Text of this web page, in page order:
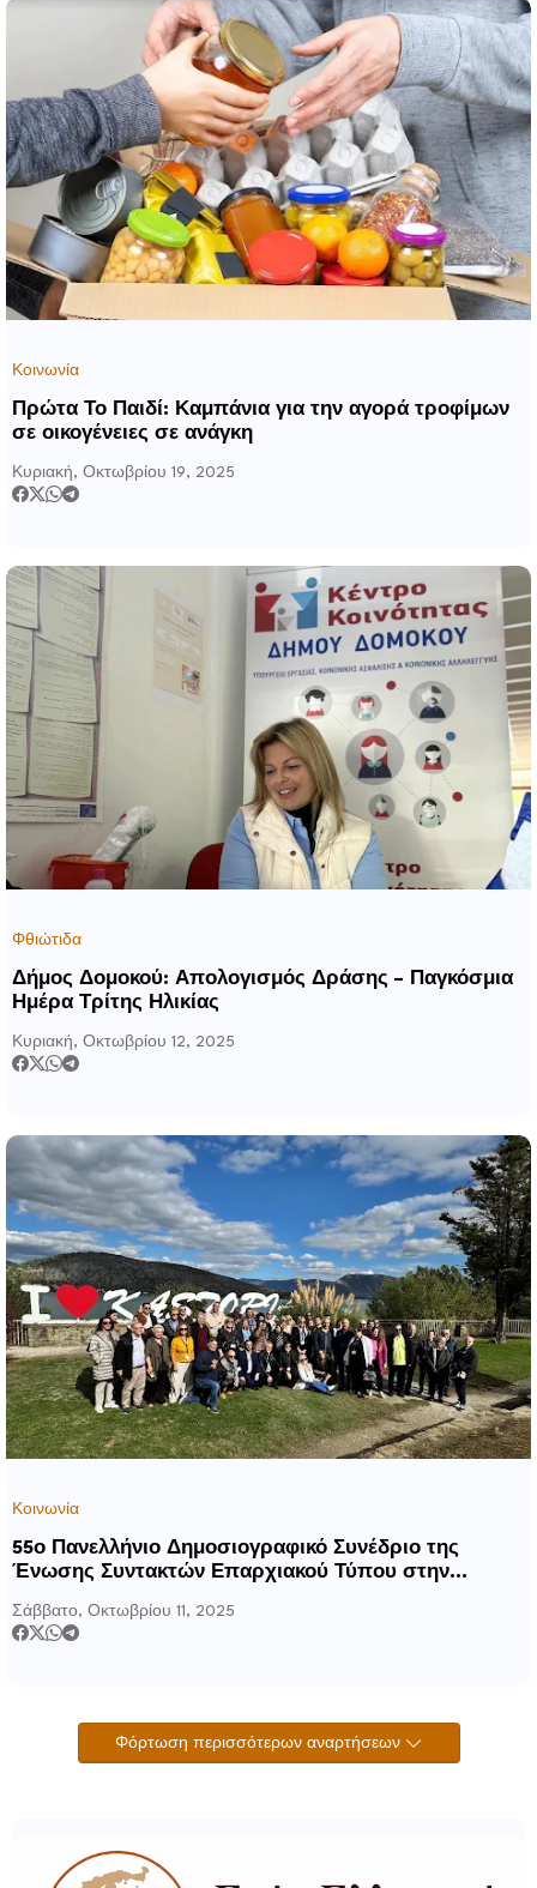
Κοινωνία
Πρώτα Το Παιδί: Καμπάνια για την αγορά τροφίμων
σε οικογένειες σε ανάγκη
Κυριακή, Οκτωβρίου 19, 2025
Φθιώτιδα
Δήμος Δομοκού: Απολογισμός Δράσης – Παγκόσμια
Ημέρα Τρίτης Ηλικίας
Κυριακή, Οκτωβρίου 12, 2025
Κοινωνία
55ο Πανελλήνιο Δημοσιογραφικό Συνέδριο της
Ένωσης Συντακτών Επαρχιακού Τύπου στην
Σάββατο, Οκτωβρίου 11, 2025
Φόρτωση περισσότερων αναρτήσεων